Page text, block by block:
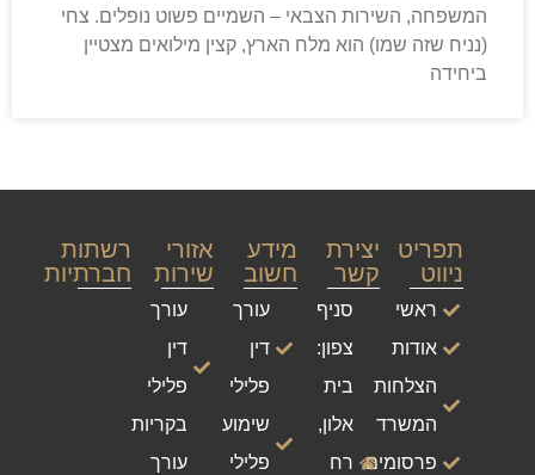
המשפחה, השירות הצבאי – השמיים פשוט נופלים. צחי
(נניח שזה שמו) הוא מלח הארץ, קצין מילואים מצטיין
ביחידה
תפריט
ניווט
ראשי
אודות
הצלחות
המשרד
פרסומים
יצירת
קשר
סניף
צפון:
בית
אלון,
רח
מידע
חשוב
עורך
דין
פלילי
שימוע
פלילי
אזורי
שירות
עורך
דין
פלילי
בקריות
עורך
רשתות
חברתיות